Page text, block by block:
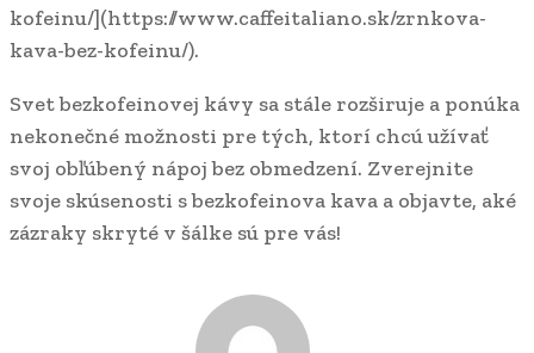
kofeinu/](https://www.caffeitaliano.sk/zrnkova-
kava-bez-kofeinu/).
Svet bezkofeinovej kávy sa stále rozširuje a ponúka
nekonečné možnosti pre tých, ktorí chcú užívať
svoj obľúbený nápoj bez obmedzení. Zverejnite
svoje skúsenosti s bezkofeinova kava a objavte, aké
zázraky skryté v šálke sú pre vás!